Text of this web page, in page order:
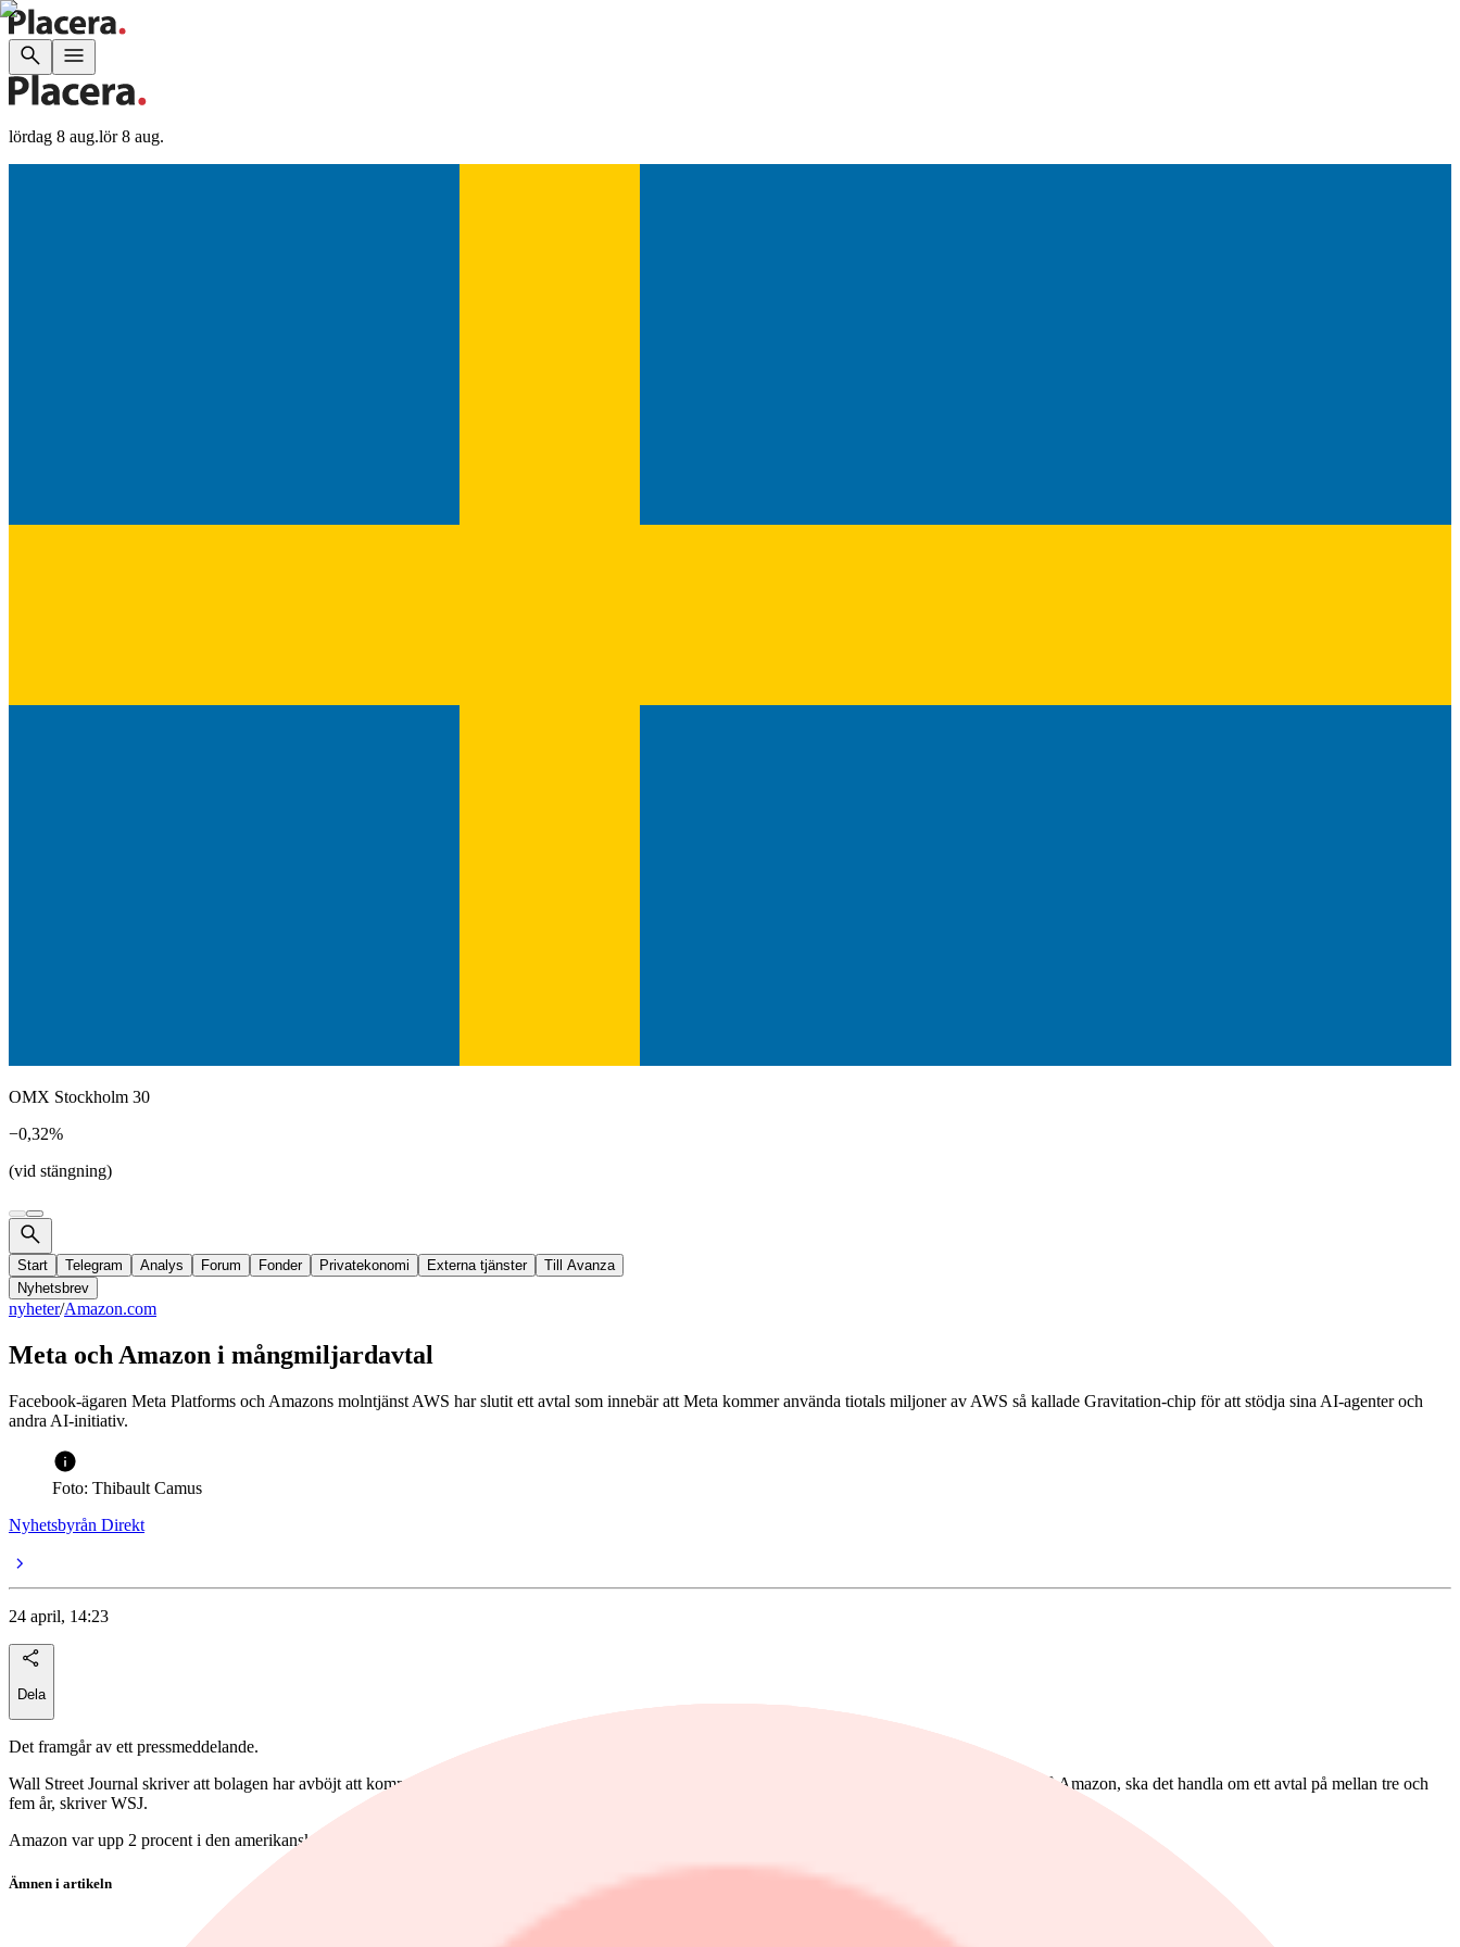
lördag 8 aug.lör 8 aug.
OMX Stockholm 30
−0,32%
(vid stängning)
Start Telegram Analys Forum Fonder Privatekonomi Externa tjänster
Till Avanza
Nyhetsbrev
nyheter/Amazon.com
Meta och Amazon i mångmiljardavtal
Facebook-ägaren Meta Platforms och Amazons molntjänst AWS har slutit ett avtal som innebär att Meta kommer använda tiotals miljoner av AWS så kallade Gravitation-chip för att stödja sina AI-agenter och
andra AI-initiativ.
Foto: Thibault Camus
Nyhetsbyrån Direkt
24 april, 14:23
Dela
Det framgår av ett pressmeddelande.
Wall Street Journal skriver att bolagen har avböjt att kommentera de finansiella villkoren och den exakta avtalstiden. Men enligt Nafea Bshara, vice vd på Amazon, ska det handla om ett avtal på mellan tre och
fem år, skriver WSJ.
Amazon var upp 2 procent i den amerikanska förhandeln medan Meta steg en halv procent.
Ämnen i artikeln